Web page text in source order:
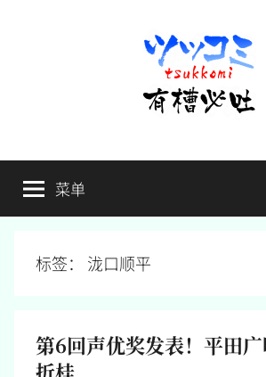
有
槽
必
槽，
毋
菜单
标签： 泷口顺平
第6回声优奖发表！平田
折桂